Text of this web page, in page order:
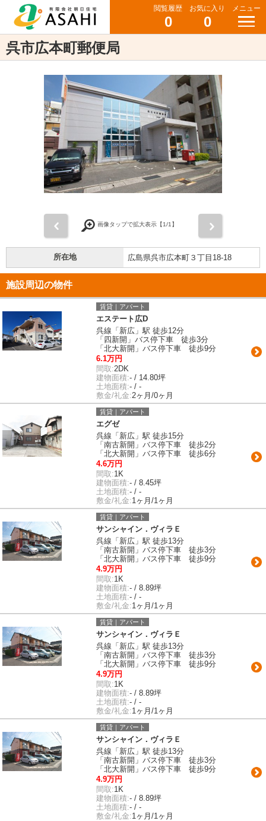
閲覧履歴
0
お気に入り
0
メニュー
呉市広本町郵便局
画像タップで拡大表示【1/1】
所在地 広島県呉市広本町３丁目18-18
施設周辺の物件
賃貸｜アパート
エステート広D
呉線「新広」駅 徒歩12分
「四新開」バス停下車 徒歩3分
「北大新開」バス停下車 徒歩9分
6.1万円
間取:2DK
建物面積:- / 14.80坪
土地面積:- / -
敷金/礼金:2ヶ月/0ヶ月
賃貸｜アパート
エグゼ
呉線「新広」駅 徒歩15分
「南古新開」バス停下車 徒歩2分
「北大新開」バス停下車 徒歩6分
4.6万円
間取:1K
建物面積:- / 8.45坪
土地面積:- / -
敷金/礼金:1ヶ月/1ヶ月
賃貸｜アパート
サンシャイン．ヴィラＥ
呉線「新広」駅 徒歩13分
「南古新開」バス停下車 徒歩3分
「北大新開」バス停下車 徒歩9分
4.9万円
間取:1K
建物面積:- / 8.89坪
土地面積:- / -
敷金/礼金:1ヶ月/1ヶ月
賃貸｜アパート
サンシャイン．ヴィラＥ
呉線「新広」駅 徒歩13分
「南古新開」バス停下車 徒歩3分
「北大新開」バス停下車 徒歩9分
4.9万円
間取:1K
建物面積:- / 8.89坪
土地面積:- / -
敷金/礼金:1ヶ月/1ヶ月
賃貸｜アパート
サンシャイン．ヴィラＥ
呉線「新広」駅 徒歩13分
「南古新開」バス停下車 徒歩3分
「北大新開」バス停下車 徒歩9分
4.9万円
間取:1K
建物面積:- / 8.89坪
土地面積:- / -
敷金/礼金:1ヶ月/1ヶ月